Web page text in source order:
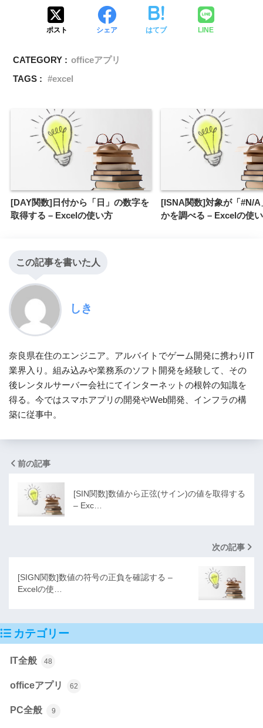
ポスト シェア はてブ LINE
CATEGORY : officeアプリ
TAGS :
excel
[DAY関数]日付から「日」の数字を
取得する – Excelの使い方
[ISNA関数]対象が「#N/A
かを調べる – Excelの使
この記事を書いた人
しき
奈良県在住のエンジニア。アルバイトでゲーム開発に携わりIT
業界入り。組み込みや業務系のソフト開発を経験して、その
後レンタルサーバー会社にてインターネットの根幹の知識を
得る。今ではスマホアプリの開発やWeb開発、インフラの構
築に従事中。
前の記事
[SIN関数]数値から正弦(サイン)の値を取得する
– Exc…
次の記事
[SIGN関数]数値の符号の正負を確認する –
Excelの使…
カテゴリー
IT全般 48
officeアプリ 62
PC全般 9